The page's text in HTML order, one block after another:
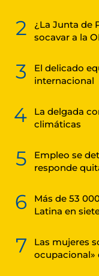
2
¿La Junta de
socavar a la
3
El delicado
internacional
4
La delgada
climáticas
5
Empleo se
responde
6
Más de 53
Latina en
7
Las mujeres
ocupacional»